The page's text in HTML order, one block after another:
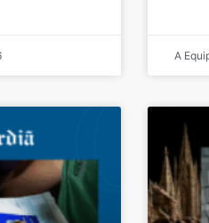
A